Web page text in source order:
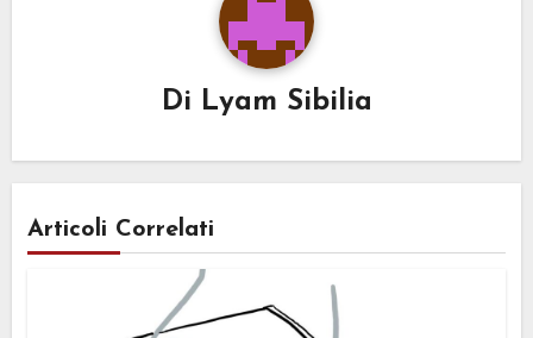
Di Lyam Sibilia
Articoli Correlati